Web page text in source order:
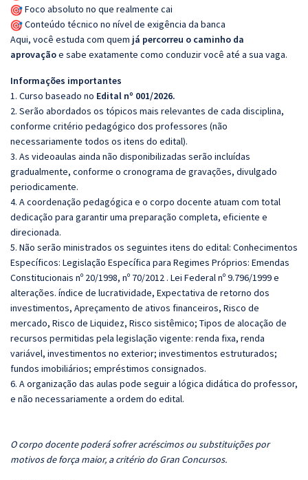
Foco absoluto no que realmente cai
Conteúdo técnico no nível de exigência da banca
Aqui, você estuda com quem já percorreu o caminho da
aprovaçãoe sabe exatamente como conduzir você até a sua vaga.
Informações importantes
1. Curso baseado no Edital nº 001/2026.
2. Serão abordados os tópicos mais relevantes de cada disciplina,
conforme critério pedagógico dos professores (não
necessariamente todos os itens do edital).
3. As videoaulas ainda não disponibilizadas serão incluídas
gradualmente, conforme o cronograma de gravações, divulgado
periodicamente.
4. A coordenação pedagógica e o corpo docente atuam com total
dedicação para garantir uma preparação completa, eficiente e
direcionada.
5. Não serão ministrados os seguintes itens do edital: Conhecimentos
Específicos: Legislação Específica para Regimes Próprios: Emendas
Constitucionais nº 20/1998, nº 70/2012 . Lei Federal nº 9.796/1999 e
alterações. índice de lucratividade, Expectativa de retorno dos
investimentos, Apreçamento de ativos financeiros, Risco de
mercado, Risco de Liquidez, Risco sistêmico; Tipos de alocação de
recursos permitidas pela legislação vigente: renda fixa, renda
variável, investimentos no exterior; investimentos estruturados;
fundos imobiliários; empréstimos consignados.
6. A organização das aulas pode seguir a lógica didática do professor,
e não necessariamente a ordem do edital.
O corpo docente poderá sofrer acréscimos ou substituições por
motivos de força maior, a critério do Gran Concursos.